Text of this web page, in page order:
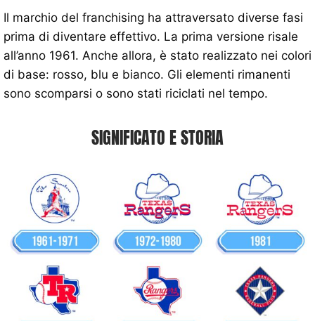
Il marchio del franchising ha attraversato diverse fasi
prima di diventare effettivo. La prima versione risale
all’anno 1961. Anche allora, è stato realizzato nei colori
di base: rosso, blu e bianco. Gli elementi rimanenti
sono scomparsi o sono stati riciclati nel tempo.
SIGNIFICATO E STORIA